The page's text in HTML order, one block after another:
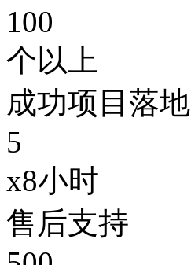
100
个以上
成功项目落地
5
x8小时
售后支持